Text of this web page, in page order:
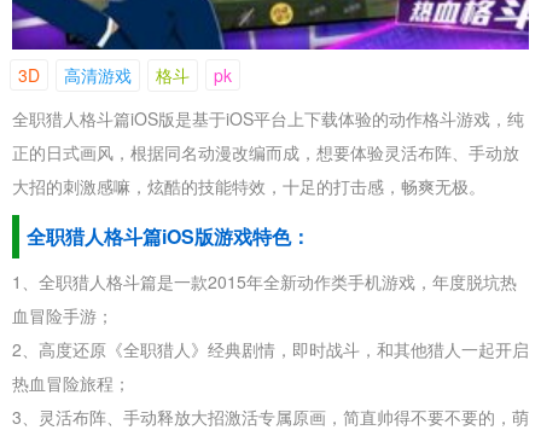
3D 高清游戏 格斗
pk
全职猎人格斗篇iOS版是基于iOS平台上下载体验的动作格斗游戏，纯
正的日式画风，根据同名动漫改编而成，想要体验灵活布阵、手动放
大招的刺激感嘛，炫酷的技能特效，十足的打击感，畅爽无极。
全职猎人格斗篇iOS版游戏特色：
1、全职猎人格斗篇是一款2015年全新动作类手机游戏，年度脱坑热
血冒险手游；
2、高度还原《全职猎人》经典剧情，即时战斗，和其他猎人一起开启
热血冒险旅程；
3、灵活布阵、手动释放大招激活专属原画，简直帅得不要不要的，萌